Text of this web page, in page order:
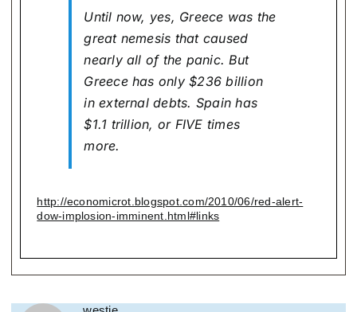
Until now, yes, Greece was the
great nemesis that caused
nearly all of the panic. But
Greece has only $236 billion
in external debts. Spain has
$1.1 trillion, or FIVE times
more.
http://economicrot.blogspot.com/2010/06/red-alert-
dow-implosion-imminent.html#links